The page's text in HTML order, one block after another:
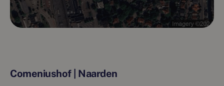
Comeniushof | Naarden